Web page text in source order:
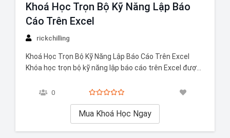
Khoá Học Trọn Bộ Kỹ Năng Lập Báo
Cáo Trên Excel
rickchilling
Khoá Học Trọn Bộ Kỹ Năng Lập Báo Cáo Trên Excel
Khóa học trọn bộ kỹ năng lập báo cáo trên Excel được
để lập các báo cáo chuyên nghiệp và hiệu quả. Bạn sẽ
0
Mua Khoá Học Ngay